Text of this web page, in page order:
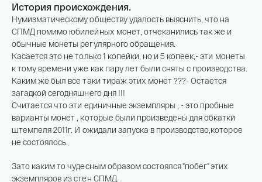
История происхождения.
Нумизматическому обществу удалость выяснить, что на
СПМД помимо юбилейных монет, отчеканились так же и
обычные монеты регулярного обращения.
Касается это не только 1 копейки, но и 5 копеек,- эти монеты
к тому времени уже как пару лет были сняты с производства.
Каким же был все таки тираж этих монет ???- Остается
загадкой сегодняшнего дня !!!
Считается что эти единичные экземпляры , - это пробные
варианты монет , которые были произведены для обкатки
штемпеля 2011г. И ожидали запуска в производство,которое
не состоялось.
Зато каким то чудесным образом состоялся "побег" этих
экземпляров из стен СПМД.
Георгий Победоносец золото 100 рублей
15,5 гр 2021
Имя*